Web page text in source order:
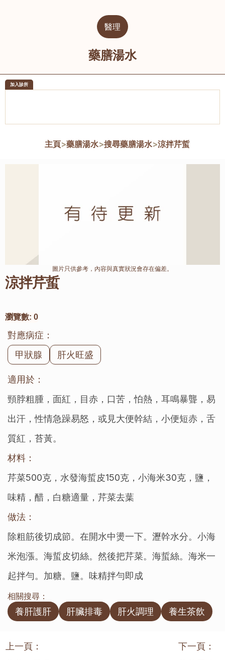
醫理
藥膳湯水
加入診所
主頁>藥膳湯水>搜尋藥膳湯水>涼拌芹蜇
涼拌芹蜇
瀏覽數: 0
對應病症：
甲狀腺
肝火旺盛
適用於：
頸脖粗腫，面紅，目赤，口苦，怕熱，耳鳴暴聾，易
出汗，性情急躁易怒，或見大便幹結，小便短赤，舌
質紅，苔黃。
材料：
芹菜500克，水發海蜇皮150克，小海米30克，鹽，
味精，醋，白糖適量，芹菜去葉
做法：
除粗筋後切成節。在開水中燙一下。瀝幹水分。小海
米泡漲。海蜇皮切絲。然後把芹菜。海蜇絲。海米一
起拌勻。加糖。鹽。味精拌勻即成
相關搜尋：
養肝護肝 肝臟排毒 肝火調理 養生茶飲
圖片只供參考，內容與真實狀況會存在偏差。
上一頁：
下一頁：